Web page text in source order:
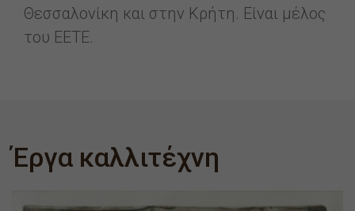
Θεσσαλονίκη και στην Κρήτη. Είναι μέλος
του ΕΕΤΕ.
Έργα καλλιτέχνη